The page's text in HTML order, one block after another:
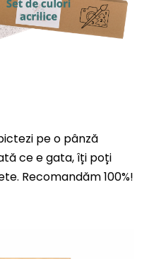
pe o pânză
ce e gata, îți poți
Recomandăm 100%!